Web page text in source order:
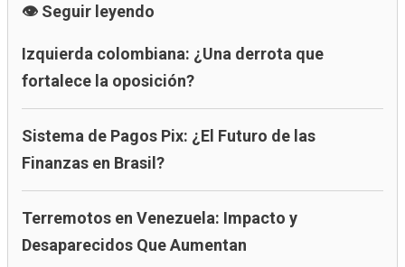
Seguir leyendo
Izquierda colombiana: ¿Una derrota que
fortalece la oposición?
Sistema de Pagos Pix: ¿El Futuro de las
Finanzas en Brasil?
Terremotos en Venezuela: Impacto y
Desaparecidos Que Aumentan